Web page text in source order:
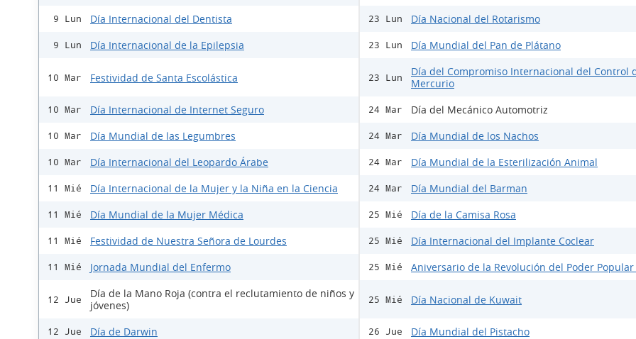
9 Lun Día Internacional del Dentista
9 Lun Día Internacional de la Epilepsia
10 Mar Festividad de Santa Escolástica
10 Mar Día Internacional de Internet Seguro
10 Mar Día Mundial de las Legumbres
10 Mar Día Internacional del Leopardo Árabe
11 Mié Día Internacional de la Mujer y la Niña en la Ciencia
11 Mié Día Mundial de la Mujer Médica
11 Mié Festividad de Nuestra Señora de Lourdes
11 Mié Jornada Mundial del Enfermo
12 Jue
Día de la Mano Roja (contra el reclutamiento de niños y
jóvenes)
12 Jue Día de Darwin
23 Lun Día Nacional del Rotarismo
23 Lun Día Mundial del Pan de Plátano
23 Lun
Día del Compromiso Internacional del Control
Mercurio
24 Mar Día del Mecánico Automotriz
24 Mar Día Mundial de los Nachos
24 Mar Día Mundial de la Esterilización Animal
24 Mar Día Mundial del Barman
25 Mié Día de la Camisa Rosa
25 Mié Día Internacional del Implante Coclear
25 Mié Aniversario de la Revolución del Poder Popular
25 Mié Día Nacional de Kuwait
26 Jue Día Mundial del Pistacho